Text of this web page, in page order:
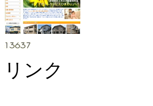
リンク